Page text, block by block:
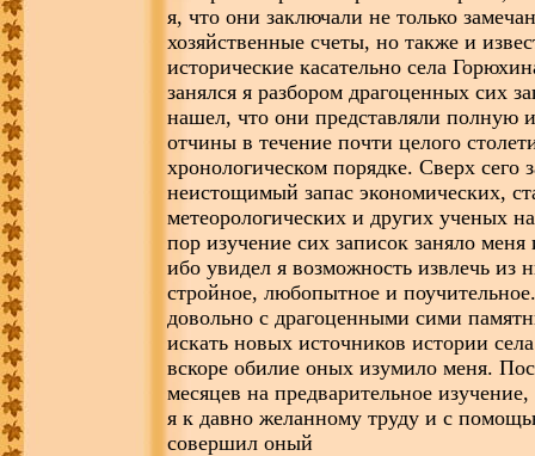
я, что они заключали не только
хозяйственные счеты, но также и
исторические касательно села
занялся я разбором драгоценных сих
нашел, что они представляли полную
отчины в течение почти целого
хронологическом порядке. Сверх сего
неистощимый запас экономических,
метеорологических и других ученых
пор изучение сих записок заняло
ибо увидел я возможность извлечь из
стройное, любопытное и
довольно с драгоценными сими
искать новых источников истории
вскоре обилие оных изумило меня.
месяцев на предварительное
я к давно желанному труду и с
совершил оный